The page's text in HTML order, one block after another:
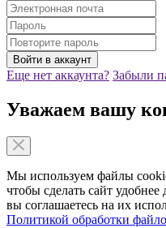
Еще нет аккаунта? Забыли
Уважаем вашу
Мы используем файлы
чтобы сделать сайт
вы соглашаетесь на их
Политикой обработки